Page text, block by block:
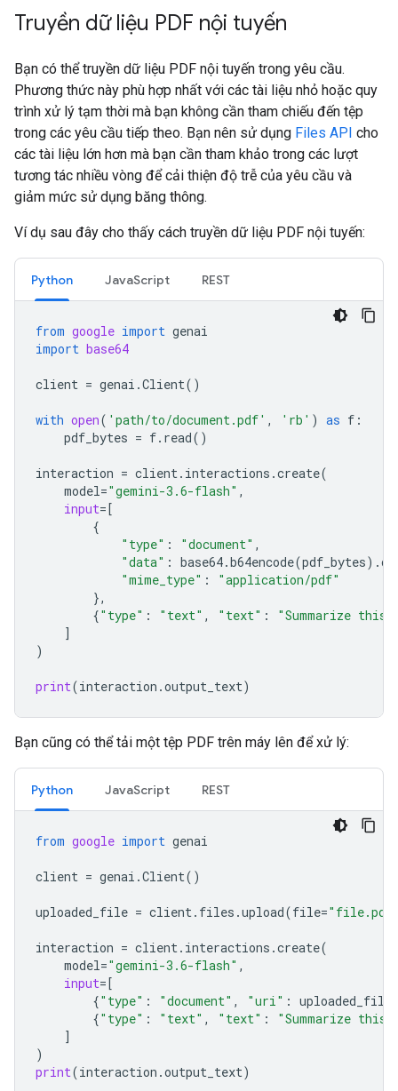
Truyền dữ liệu PDF nội tuyến
Bạn có thể truyền dữ liệu PDF nội tuyến trong yêu cầu.
Phương thức này phù hợp nhất với các tài liệu nhỏ hoặc quy
trình xử lý tạm thời mà bạn không cần tham chiếu đến tệp
trong các yêu cầu tiếp theo. Bạn nên sử dụng Files API cho
các tài liệu lớn hơn mà bạn cần tham khảo trong các lượt
tương tác nhiều vòng để cải thiện độ trễ của yêu cầu và
giảm mức sử dụng băng thông.
Ví dụ sau đây cho thấy cách truyền dữ liệu PDF nội tuyến:
Python JavaScript REST
from google import genai
import base64
client = genai .Client()
with open( 'path/to/document.pdf' , 'rb' ) as f :
pdf_bytes = f. read()
interaction = client. interactions .create(
model="gemini-3.6-flash" ,
input=[
{
"type" : "document" ,
"data" : base64.b64encode(pdf_bytes) .
"mime_type" :
"application/pdf"
},
{"type" : "text" , "text" :
"Summarize this
]
)
print(interaction .output_text)
Bạn cũng có thể tải một tệp PDF trên máy lên để xử lý:
Python JavaScript REST
from google import genai
client = genai .Client()
uploaded_file = client. files .upload(file=
interaction = client. interactions .create(
model="gemini-3.6-flash" ,
input=[
{"type" : "document" , "uri" : uploaded_file
{"type" : "text" , "text" :
"Summarize this
]
)
print(interaction .output_text)